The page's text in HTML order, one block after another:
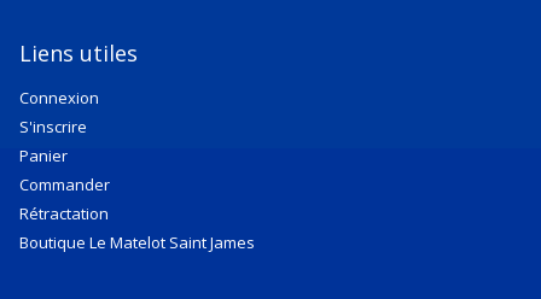
Liens utiles
Connexion
S'inscrire
Panier
Commander
Rétractation
Boutique Le Matelot Saint James